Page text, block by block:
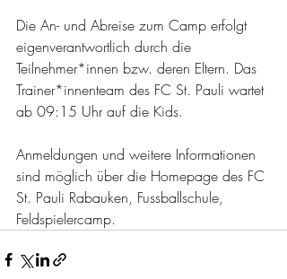
Die An- und Abreise zum Camp erfolgt
eigenverantwortlich durch die
Teilnehmer*innen bzw. deren Eltern. Das
Trainer*innenteam des FC St. Pauli wartet
ab 09:15 Uhr auf die Kids.
Anmeldungen und weitere Informationen
sind möglich über die Homepage des FC
St. Pauli Rabauken, Fussballschule,
Feldspielercamp.